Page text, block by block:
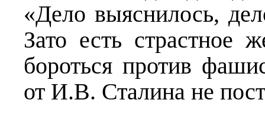
«Дело выяснилось,
Зато есть страстное
бороться против
от И.В. Сталина не